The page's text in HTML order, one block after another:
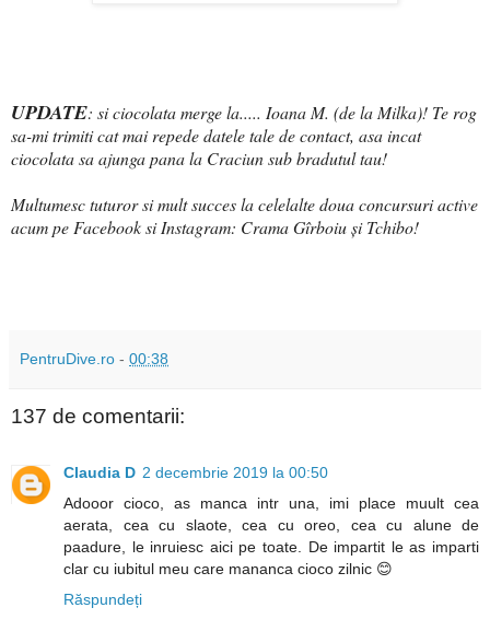
UPDATE: si ciocolata merge la..... Ioana M. (de la Milka)! Te rog
sa-mi trimiti cat mai repede datele tale de contact, asa incat
ciocolata sa ajunga pana la Craciun sub bradutul tau!
Multumesc tuturor si mult succes la celelalte doua concursuri active
acum pe Facebook si Instagram: Crama Gîrboiu și Tchibo!
PentruDive.ro - 00:38
137 de comentarii:
Claudia D 2 decembrie 2019 la 00:50
Adooor cioco, as manca intr una, imi place muult cea
aerata, cea cu slaote, cea cu oreo, cea cu alune de
paadure, le inruiesc aici pe toate. De impartit le as imparti
clar cu iubitul meu care mananca cioco zilnic 😊
Răspundeți